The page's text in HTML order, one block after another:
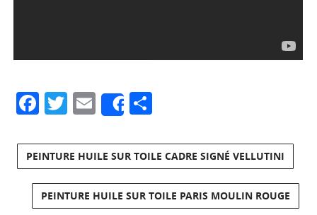
Facebook
Twitter
Email
Share
PEINTURE HUILE SUR TOILE CADRE SIGNÉ VELLUTINI
PEINTURE HUILE SUR TOILE PARIS MOULIN ROUGE